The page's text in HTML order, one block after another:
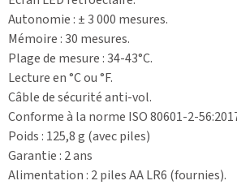
Autonomie : ± 3 000 mesures.
Mémoire : 30 mesures.
Plage de mesure : 34-43°C.
Lecture en °C ou °F.
Câble de sécurité anti-vol.
Conforme à la norme ISO 80601-2-
Poids : 125,8 g (avec piles)
Garantie : 2 ans
Alimentation : 2 piles AA LR6 (fournies).